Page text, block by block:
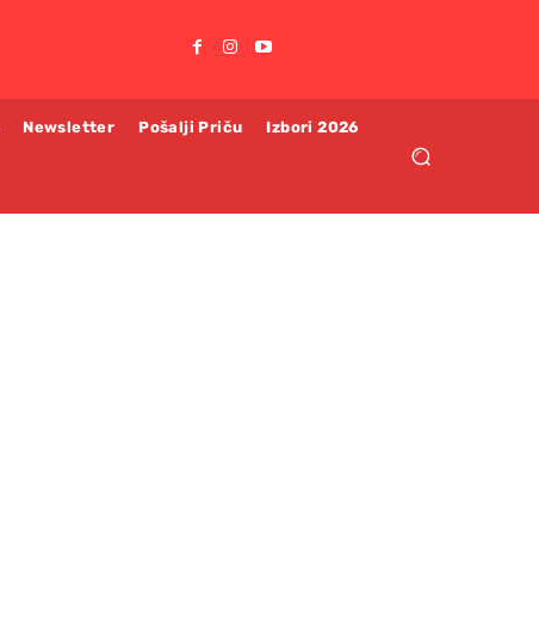
Newsletter Pošalji Priču Izbori 2026